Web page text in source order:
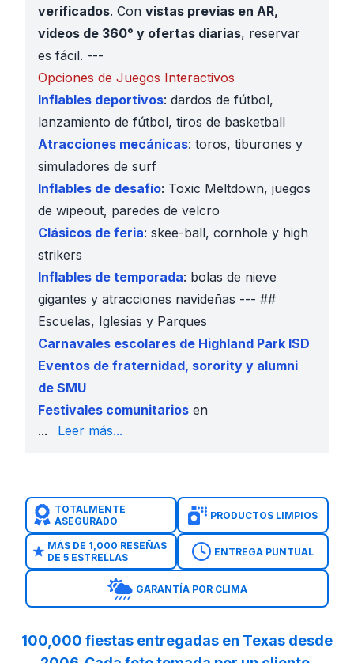
verificados. Con vistas previas en AR,
videos de 360° y ofertas diarias, reservar
es fácil. ---
Opciones de Juegos Interactivos
Inflables deportivos: dardos de fútbol,
lanzamiento de fútbol, tiros de basketball
Atracciones mecánicas: toros, tiburones y
simuladores de surf
Inflables de desafío: Toxic Meltdown, juegos
de wipeout, paredes de velcro
Clásicos de feria: skee-ball, cornhole y high
strikers
Inflables de temporada: bolas de nieve
gigantes y atracciones navideñas --- ##
Escuelas, Iglesias y Parques
Carnavales escolares de Highland Park ISD
Eventos de fraternidad, sorority y alumni
de SMU
Festivales comunitarios en
Goar Park, Curtis Park, y Caruth Park
Completamente asegurado y aprobado por parques
Desinfectado antes y después de usar
Entrega manejada por personal verificado
Reserva en línea simple con 50% de adelanto ---
Brincolines en University Park
Toboganes Acuáticos en University Park
Combos de Brincolines en University Park
Cursos de Obstáculos en University Park--- ##
... Leer más...
TOTALMENTE
ASEGURADO
PRODUCTOS LIMPIOS
MÁS DE 1,000 RESEÑAS
DE 5 ESTRELLAS
ENTREGA PUNTUAL
GARANTÍA POR CLIMA
100,000 fiestas entregadas en Texas desde